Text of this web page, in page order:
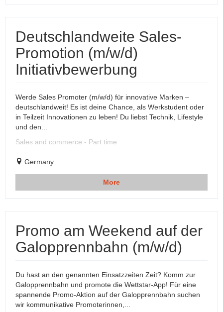
Deutschlandweite Sales-
Promotion (m/w/d)
Initiativbewerbung
Werde Sales Promoter (m/w/d) für innovative Marken –
deutschlandweit! Es ist deine Chance, als Werkstudent oder
in Teilzeit Innovationen zu leben! Du liebst Technik, Lifestyle
und den...
Sales and commerce - Part time
Germany
More
Promo am Weekend auf der
Galopprennbahn (m/w/d)
Du hast an den genannten Einsatzzeiten Zeit? Komm zur
Galopprennbahn und promote die Wettstar-App! Für eine
spannende Promo-Aktion auf der Galopprennbahn suchen
wir kommunikative Promoterinnen,...